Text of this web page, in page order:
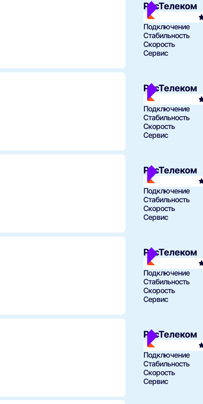
РосТелеком
Подключение
Стабильность
Скорость
Сервис
РосТелеком
Подключение
Стабильность
Скорость
Сервис
РосТелеком
Подключение
Стабильность
Скорость
Сервис
РосТелеком
Подключение
Стабильность
Скорость
Сервис
РосТелеком
Подключение
Стабильность
Скорость
Сервис